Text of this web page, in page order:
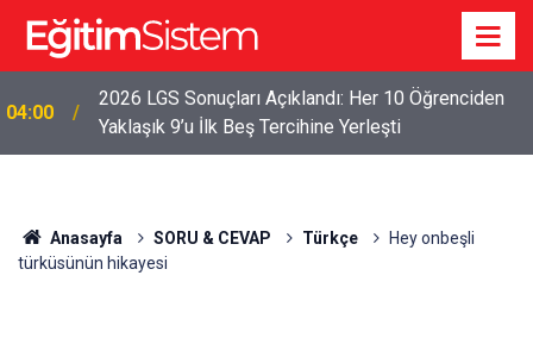
04:00
2026 LGS Sonuçları Açıklandı: Her 10 Öğrenciden
Yaklaşık 9’u İlk Beş Tercihine Yerleşti
Anasayfa SORU & CEVAP Türkçe
Hey onbeşli
türküsünün hikayesi